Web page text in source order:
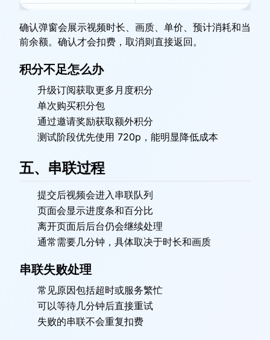
确认弹窗会展示视频时长、画质、单价、预计消耗和当
前余额。确认才会扣费，取消则直接返回。
积分不足怎么办
升级订阅获取更多月度积分
单次购买积分包
通过邀请奖励获取额外积分
测试阶段优先使用 720p，能明显降低成本
五、串联过程
提交后视频会进入串联队列
页面会显示进度条和百分比
离开页面后后台仍会继续处理
通常需要几分钟，具体取决于时长和画质
串联失败处理
常见原因包括超时或服务繁忙
可以等待几分钟后直接重试
失败的串联不会重复扣费